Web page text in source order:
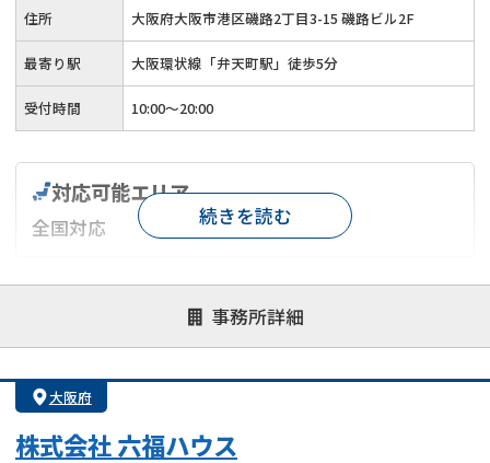
住所 大阪府大阪市港区磯路2丁目3-15 磯路ビル2F
最寄り駅 大阪環状線「弁天町駅」徒歩5分
受付時間 10:00～20:00
事務所詳細
対応可能エリア
全国対応
対応が親身 オンライン面談可能
レスポンスが早い
1億円以上の買取可
続きを読む
大阪府
株式会社 六福ハウス